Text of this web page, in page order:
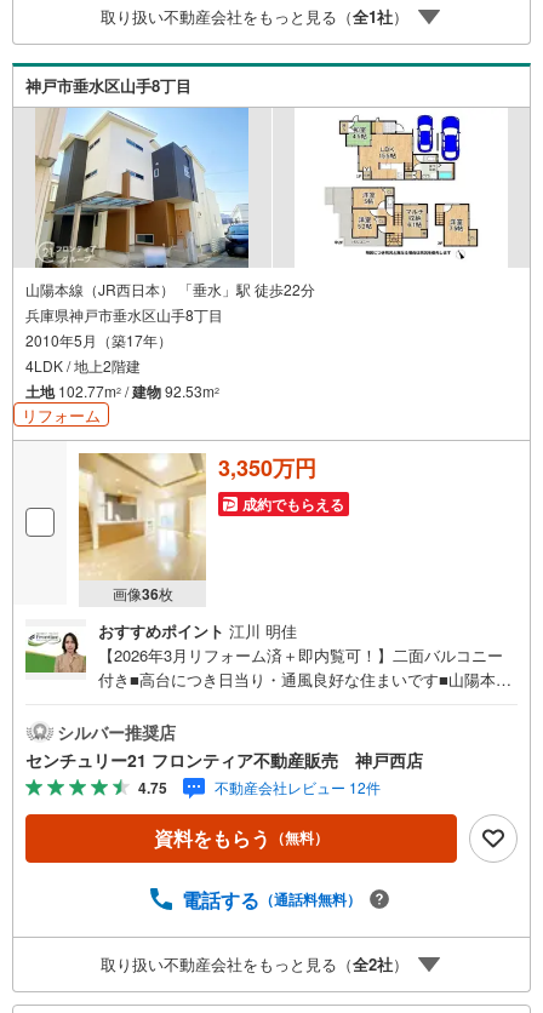
ームも弊社のリフォームプランナーがご提案！5.定期的に
ご連絡を繋ぎ、有事の際に迅速にサポートいたします弊社
は専門家同士が連携をとっているため、より多くの知見が
ございますお気軽にお問合せください！
取り扱い不動産会社をもっと見る（全1社）
神戸市垂水区山手8丁目
山陽本線（JR西日本） 「垂水」駅 徒歩22分
兵庫県神戸市垂水区山手8丁目
2010年5月（築17年）
4LDK / 地上2階建
土地102.77m2 /建物92.53m2
リフォーム
画像36枚
3,350万円
成約でもらえる
おすすめポイント 江川 明佳
【2026年3月リフォーム済＋即内覧可！】二面バルコニー
付き■高台につき日当り・通風良好な住まいです■山陽本線
ースペース並列駐車2台分 特徴・収納スペース多数、約6.1
帖の大型マルチ収納付き！・快適な全居室二面採光・採光
を取り込むL字型のワイドバルコニー・家族の笑顔と会話が
増えるリビング階段・家事の時短に役立つ食器洗浄乾燥機
付き リフォーム内容・クロス貼替・室内クリーニング 立
地・福田小学校まで徒歩約4分・垂水東中学校まで徒歩約11
シャルプランナーが資金計画をサポート！2.買い替えなど
繋がりがあるため、最も低金利になるように審査が可能！
4.物件のお引渡し後に必要になったお家のリフォームも弊
社のリフォームプランナーがご提案！5.定期的にご連絡を
シルバー推奨店
センチュリー21 フロンティア不動産販売 神戸西店
4.75 不動産会社レビュー 12件
資料をもらう （無料）
電話する （通話料無料）
取り扱い不動産会社をもっと見る（全2社）